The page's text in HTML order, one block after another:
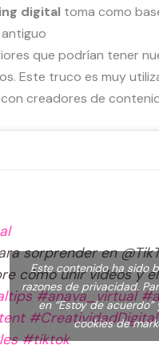
digitaltoma como
que podrían tener
Este truco es muy
creadores de
sorprender en
cómo unir videos y
#anaya_virtual
#CreatividadDigital
#tiktok
Este contenido ha sido
razones de privacidad.
en “Estoy de
cookies de